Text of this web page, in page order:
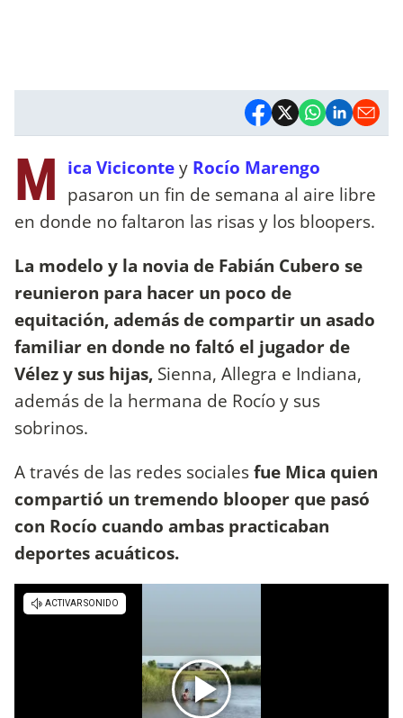
M ica Vicicontey Rocío Marengo
pasaron un fin de semana al aire libre
en donde no faltaron las risas y los bloopers.
La modelo y la novia de Fabián Cubero se
reunieron para hacer un poco de
equitación, además de compartir un asado
familiar en donde no faltó el jugador de
Vélez y sus hijas, Sienna, Allegra e Indiana,
además de la hermana de Rocío y sus
sobrinos.
A través de las redes socialesfue Mica quien
compartió un tremendo blooper que pasó
con Rocío cuando ambas practicaban
deportes acuáticos.